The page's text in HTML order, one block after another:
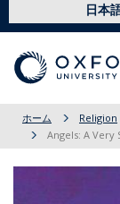
日本
ホーム Religion
Angels: A